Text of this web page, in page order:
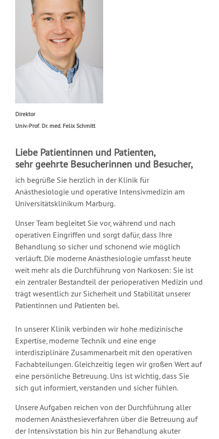
Direktor
Univ.-Prof. Dr. med. Felix Schmitt
Liebe Patientinnen und Patienten,
sehr geehrte Besucherinnen und Besucher,
ich begrüße Sie herzlich in der Klinik für
Anästhesiologie und operative Intensivmedizin am
Universitätsklinikum Marburg.
Unser Team begleitet Sie vor, während und nach
operativen Eingriffen und sorgt dafür, dass Ihre
Behandlung so sicher und schonend wie möglich
verläuft. Die moderne Anästhesiologie umfasst heute
weit mehr als die Durchführung von Narkosen: Sie ist
ein zentraler Bestandteil der perioperativen Medizin und
trägt wesentlich zur Sicherheit und Stabilität unserer
Patientinnen und Patienten bei.
In unserer Klinik verbinden wir hohe medizinische
Expertise, moderne Technik und eine enge
interdisziplinäre Zusammenarbeit mit den operativen
Fachabteilungen. Gleichzeitig legen wir großen Wert auf
eine persönliche Betreuung. Uns ist wichtig, dass Sie
sich gut informiert, verstanden und sicher fühlen.
Unsere Aufgaben reichen von der Durchführung aller
modernen Anästhesieverfahren über die Betreuung auf
der Intensivstation bis hin zur Behandlung akuter